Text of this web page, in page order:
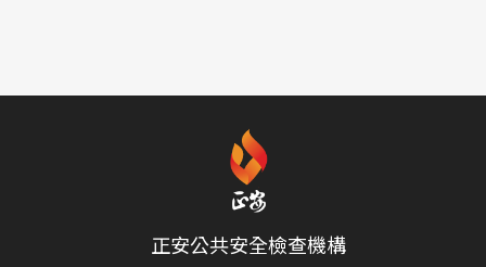
正安公共安全檢查機構